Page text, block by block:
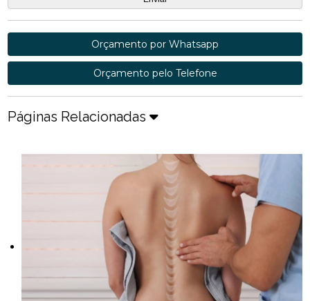
Orçamento por Whatsapp
Orçamento pelo Telefone
Páginas Relacionadas